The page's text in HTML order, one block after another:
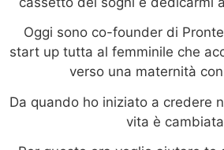
Oggi sono co-founder di
start up tutta al femminile che
verso una maternità
Da quando ho iniziato a credere
vita è